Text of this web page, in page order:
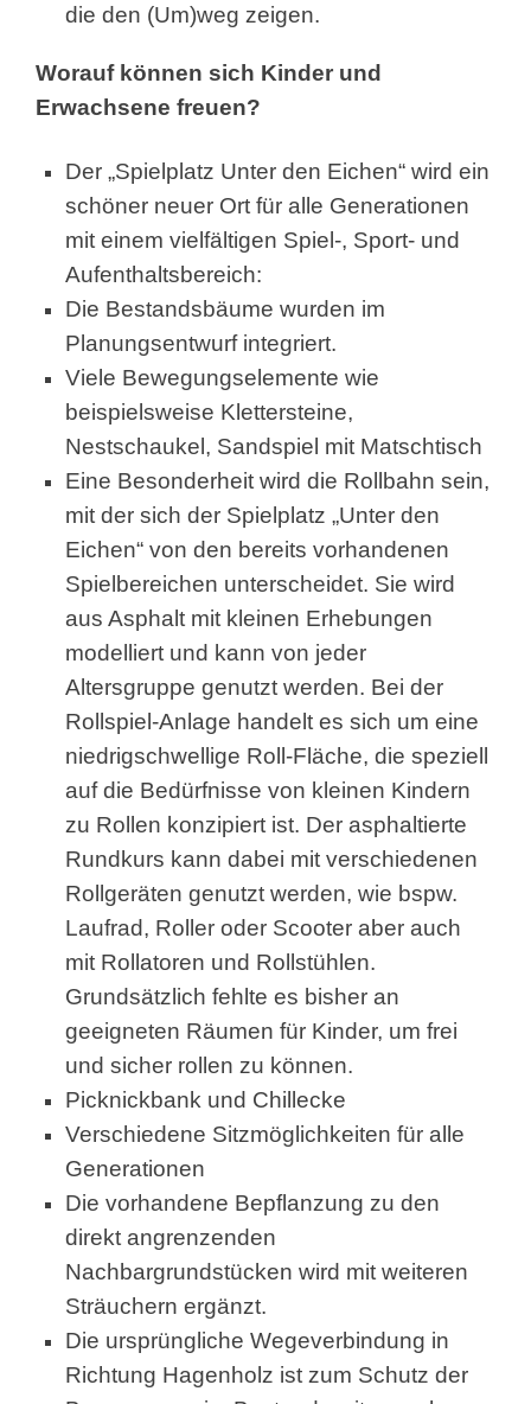
die den (Um)weg zeigen.
Worauf können sich Kinder und
Erwachsene freuen?
Der „Spielplatz Unter den Eichen“ wird ein
schöner neuer Ort für alle Generationen
mit einem vielfältigen Spiel-, Sport- und
Aufenthaltsbereich:
Die Bestandsbäume wurden im
Planungsentwurf integriert.
Viele Bewegungselemente wie
beispielsweise Klettersteine,
Nestschaukel, Sandspiel mit Matschtisch
Eine Besonderheit wird die Rollbahn sein,
mit der sich der Spielplatz „Unter den
Eichen“ von den bereits vorhandenen
Spielbereichen unterscheidet. Sie wird
aus Asphalt mit kleinen Erhebungen
modelliert und kann von jeder
Altersgruppe genutzt werden. Bei der
Rollspiel-Anlage handelt es sich um eine
niedrigschwellige Roll-Fläche, die speziell
auf die Bedürfnisse von kleinen Kindern
zu Rollen konzipiert ist. Der asphaltierte
Rundkurs kann dabei mit verschiedenen
Rollgeräten genutzt werden, wie bspw.
Laufrad, Roller oder Scooter aber auch
mit Rollatoren und Rollstühlen.
Grundsätzlich fehlte es bisher an
geeigneten Räumen für Kinder, um frei
und sicher rollen zu können.
Picknickbank und Chillecke
Verschiedene Sitzmöglichkeiten für alle
Generationen
Die vorhandene Bepflanzung zu den
direkt angrenzenden
Nachbargrundstücken wird mit weiteren
Sträuchern ergänzt.
Die ursprüngliche Wegeverbindung in
Richtung Hagenholz ist zum Schutz der